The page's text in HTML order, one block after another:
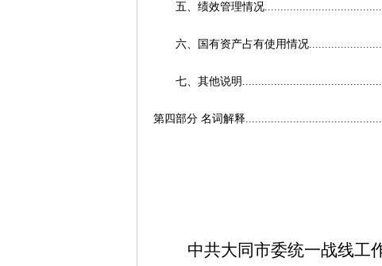
五、绩效管理情况
六、国有资产占有使用情况
七、其他说明
第四部分 名词解释
中共大同市委统一战线工